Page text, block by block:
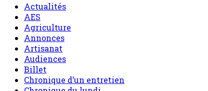
Actualités
AES
Agriculture
Annonces
Artisanat
Audiences
Billet
Chronique d’un entretien